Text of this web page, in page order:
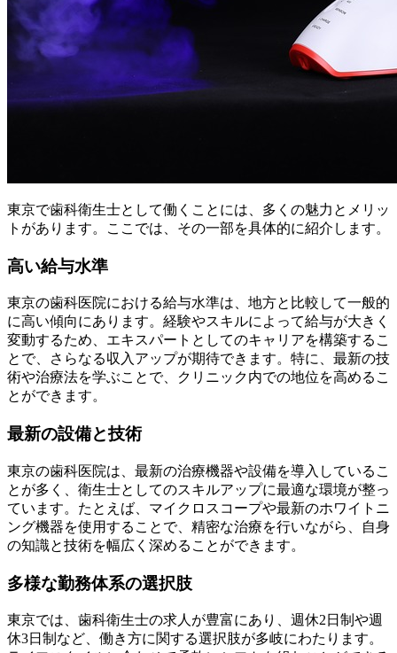
東京で歯科衛生士として働くことには、多くの魅力とメリッ
トがあります。ここでは、その一部を具体的に紹介します。
高い給与水準
東京の歯科医院における給与水準は、地方と比較して一般的
に高い傾向にあります。経験やスキルによって給与が大きく
変動するため、エキスパートとしてのキャリアを構築するこ
とで、さらなる収入アップが期待できます。特に、最新の技
術や治療法を学ぶことで、クリニック内での地位を高めるこ
とができます。
最新の設備と技術
東京の歯科医院は、最新の治療機器や設備を導入しているこ
とが多く、衛生士としてのスキルアップに最適な環境が整っ
ています。たとえば、マイクロスコープや最新のホワイトニ
ング機器を使用することで、精密な治療を行いながら、自身
の知識と技術を幅広く深めることができます。
多様な勤務体系の選択肢
東京では、歯科衛生士の求人が豊富にあり、週休2日制や週
休3日制など、働き方に関する選択肢が多岐にわたります。